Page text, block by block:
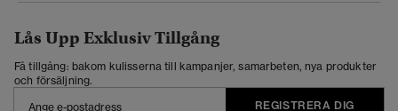
Lås Upp Exklusiv Tillgång
Få tillgång: bakom kulisserna till kampanjer, samarbeten, nya produkter
och försäljning.
REGISTRERA DIG